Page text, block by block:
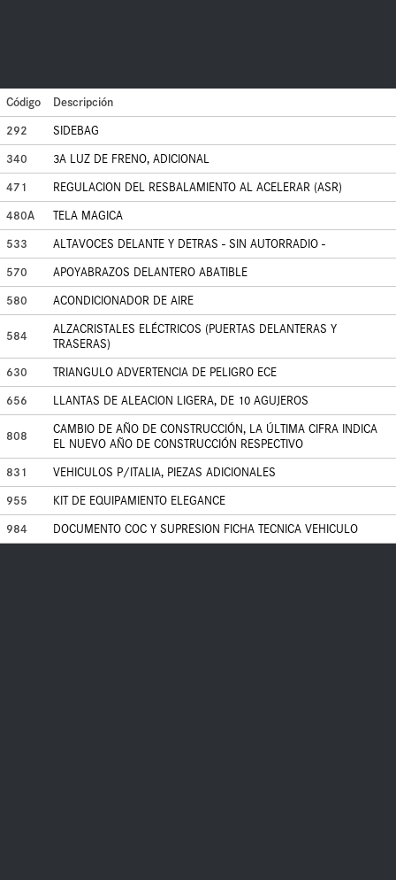
Código
Descripción
292
SIDEBAG
340
3A LUZ DE FRENO, ADICIONAL
471
REGULACION DEL RESBALAMIENTO AL ACELERAR (ASR)
480A
TELA MAGICA
533
ALTAVOCES DELANTE Y DETRAS - SIN AUTORRADIO -
570
APOYABRAZOS DELANTERO ABATIBLE
580
ACONDICIONADOR DE AIRE
584
ALZACRISTALES ELÉCTRICOS (PUERTAS DELANTERAS Y
TRASERAS)
630
TRIANGULO ADVERTENCIA DE PELIGRO ECE
656
LLANTAS DE ALEACION LIGERA, DE 10 AGUJEROS
808
CAMBIO DE AÑO DE CONSTRUCCIÓN, LA ÚLTIMA CIFRA INDICA
EL NUEVO AÑO DE CONSTRUCCIÓN RESPECTIVO
831
VEHICULOS P/ITALIA, PIEZAS ADICIONALES
955
KIT DE EQUIPAMIENTO ELEGANCE
984
DOCUMENTO COC Y SUPRESION FICHA TECNICA VEHICULO